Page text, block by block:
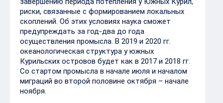
риски, связанные с формированием локальных
скоплений. Об этих условиях наука сможет
предупреждать за год-два до года
осуществления промысла. В 2019 и 2020 гг.
океанологическая структура у южных
Курильских островов будет как в 2017 и 2018 гг.
Со стартом промысла в начале июля и началом
миграций во второй половине октября – начале
ноября.